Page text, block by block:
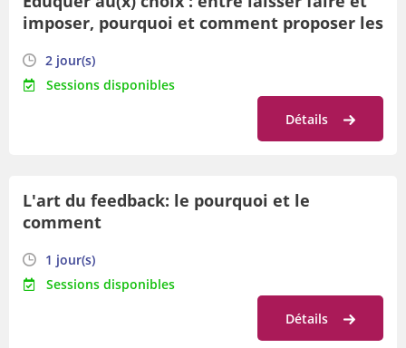
imposer, pourquoi et comment proposer les
2 jour(s)
Sessions disponibles
Détails
L'art du feedback: le pourquoi et le
comment
1 jour(s)
Sessions disponibles
Détails